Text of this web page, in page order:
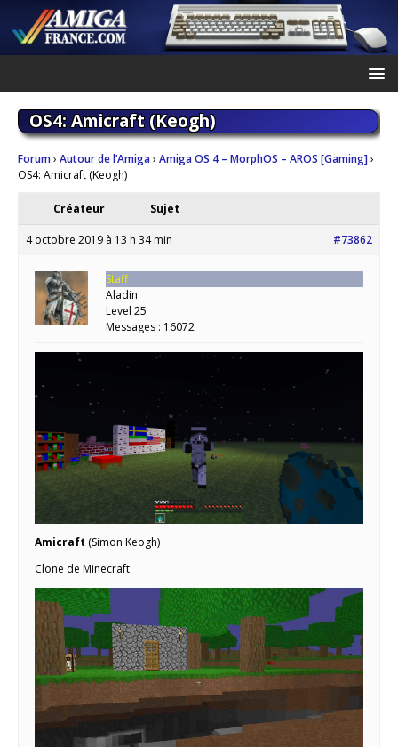
OS4: Amicraft (Keogh)
Forum› Autour de l’Amiga› Amiga OS 4 – MorphOS – AROS [Gaming]›
OS4: Amicraft (Keogh)
Créateur Sujet
4 octobre 2019 à 13 h 34 min #73862
Staff
Aladin
Level 25
Messages : 16072
Amicraft (Simon Keogh)
Clone de Minecraft